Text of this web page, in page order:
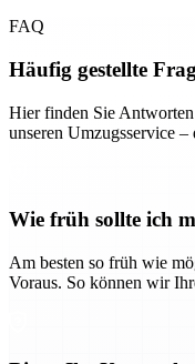
FAQ
Häufig gestellte
Hier finden Sie
unseren Umzugsservice –
Wie früh sollte ich
Am besten so früh wie
Voraus. So können wir